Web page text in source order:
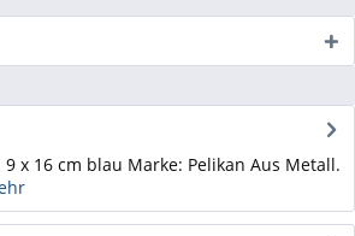
x 16 cm blau Marke: Pelikan Aus Metall.